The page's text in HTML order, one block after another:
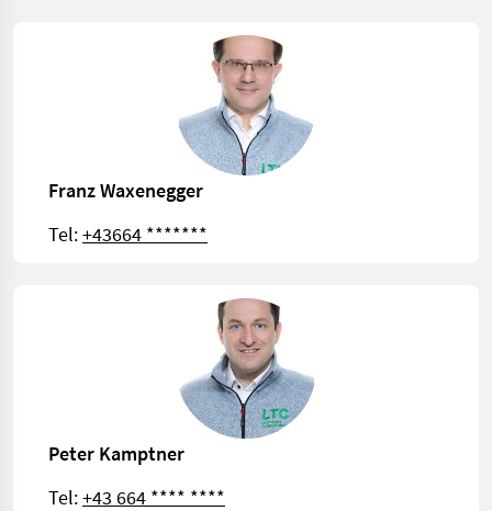
Franz Waxenegger
Tel:+43664 *******
Peter Kamptner
Tel:+43 664 **** ****